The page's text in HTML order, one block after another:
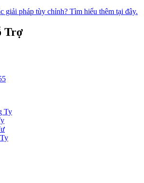
giải pháp tùy chỉnh? Tìm hiểu thêm tại đây.
Trợ
Ty